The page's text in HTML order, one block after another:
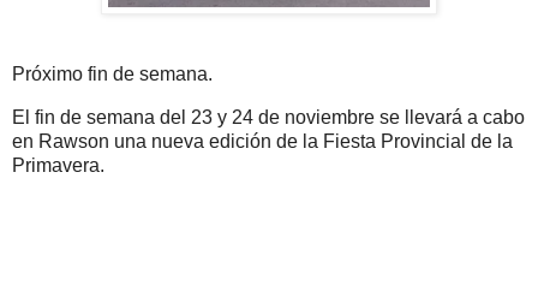
Próximo fin de semana.
El fin de semana del 23 y 24 de noviembre se llevará a cabo
en Rawson una nueva edición de la Fiesta Provincial de la
Primavera.